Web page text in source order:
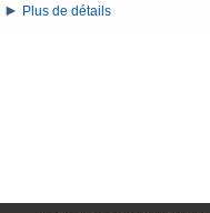
Plus de détails